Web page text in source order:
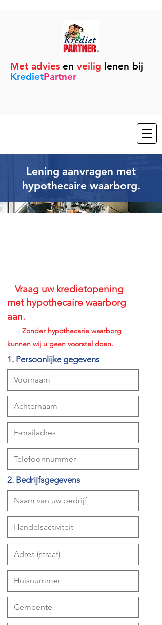
Met advies en veilig lenen bij
KredietPartner
Lening aanvragen met
hypothecaire waarborg.
Vraag uw kredietopening
met hypothecaire waarborg
aan.
Zonder hypothecarie waarborg
kunnen wij u geen voorstel doen.
1. Persoonlijke gegevens
2. Bedrijfsgegevens